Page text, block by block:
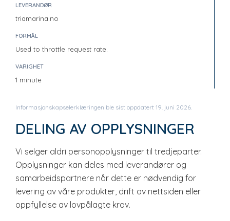
triamarina.no
Used to throttle request rate.
1 minute
Informasjonskapselerklæringen ble sist oppdatert 19. juni 2026.
DELING AV OPPLYSNINGER
Vi selger aldri personopplysninger til tredjeparter.
Opplysninger kan deles med leverandører og
samarbeidspartnere når dette er nødvendig for
levering av våre produkter, drift av nettsiden eller
oppfyllelse av lovpålagte krav.